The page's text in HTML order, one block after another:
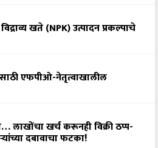
खते (NPK) उत्पादन प्रकल्पाचे
एफपीओ-नेतृत्वाखालील
लाखोंचा खर्च करूनही विक्री ठप्प-
दबावाचा फटका!